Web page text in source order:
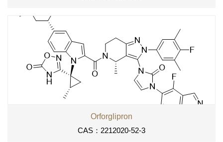
Orforglipron
CAS：2212020-52-3